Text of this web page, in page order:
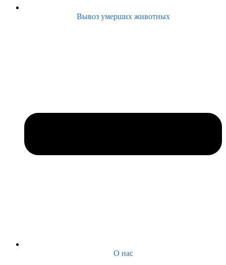
Вывоз умерших животных
О нас